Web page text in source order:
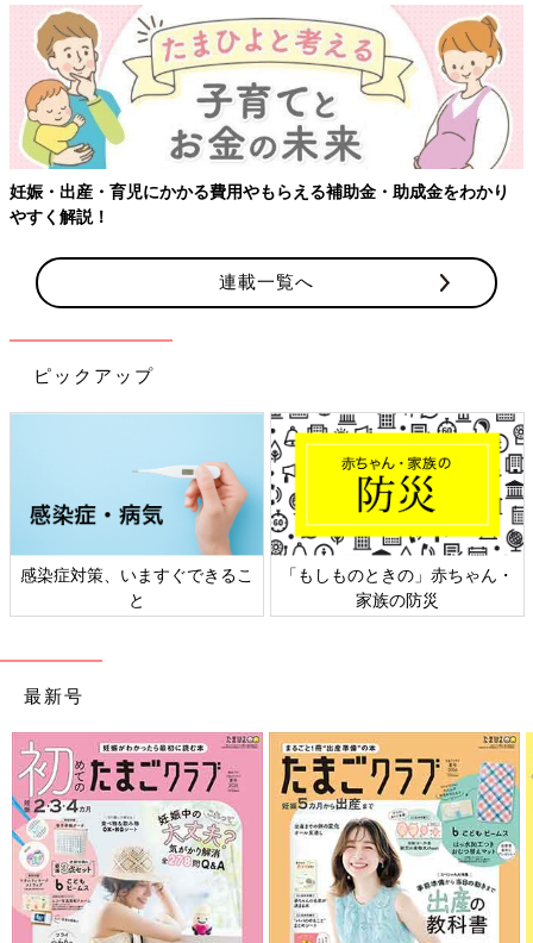
り
【ワクチン接種できるものも】妊婦の感染症対策、知ってお
連載一覧へ
ピックアップ
ゃん・
日本外来小児科学会リーフレッ
六星占術 細木かおりさ
最新号